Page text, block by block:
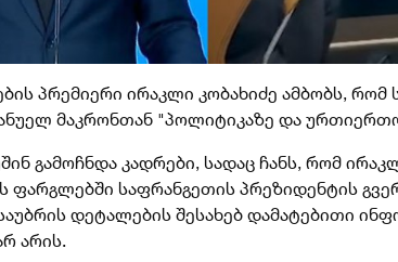
პრემიერი ირაკლი კობახიძე ამბობს, რომ
მაკრონთან "პოლიტიკაზე და
გამოჩნდა კადრები, სადაც ჩანს, რომ
ფარგლებში საფრანგეთის პრეზიდენტის
დეტალების შესახებ დამატებითი
არის.